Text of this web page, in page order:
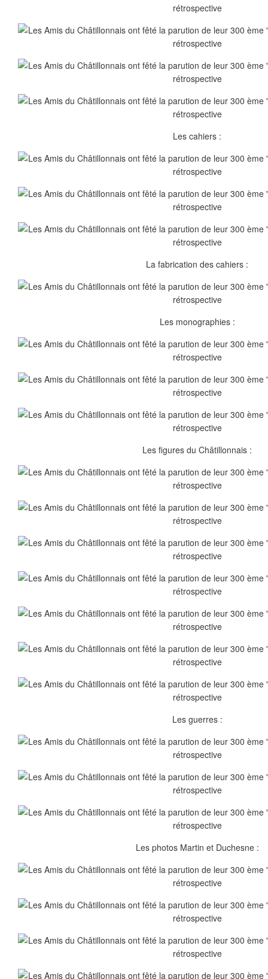
Les cahiers :
La fabrication des cahiers :
Les monographies :
Les figures du Châtillonnais :
Les guerres :
Les photos Martin et Duchesne :